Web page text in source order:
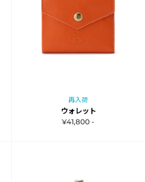
再入荷
ウォレット
¥41,800 -